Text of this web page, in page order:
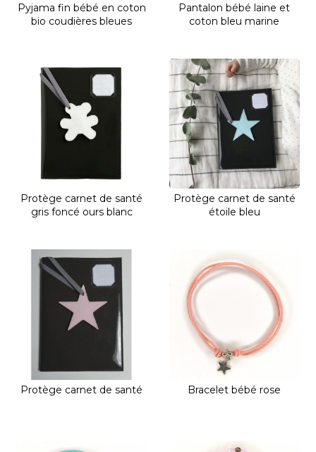
Pyjama fin bébé en coton
bio coudières bleues
Pantalon bébé laine et
coton bleu marine
Protège carnet de santé
gris foncé ours blanc
Protège carnet de santé
étoile bleu
Protège carnet de santé Bracelet bébé rose